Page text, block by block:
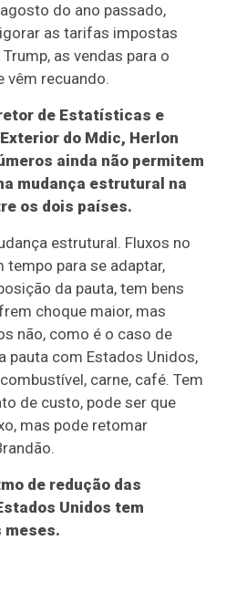
do ano passado,
as tarifas impostas
as vendas para o
vêm recuando.
de Estatísticas e
do Mdic, Herlon
ainda não permitem
mudança estrutural na
os dois países.
estrutural. Fluxos no
para se adaptar,
da pauta, tem bens
choque maior, mas
não, como é o caso de
pauta com Estados Unidos,
carne, café. Tem
de custo, pode ser que
mas pode retomar
de redução das
Unidos tem
meses.